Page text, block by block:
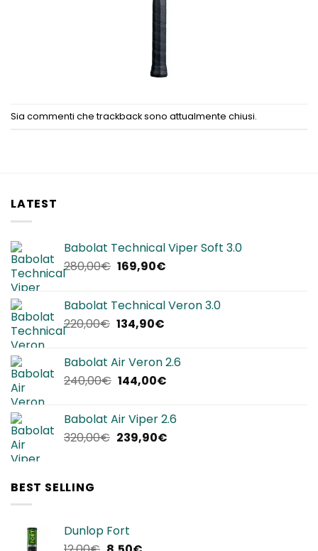
Sia commenti che trackback sono attualmente chiusi.
LATEST
Babolat Technical Viper Soft 3.0
280,00€ Il
era:
280,00€.
169,90€Il
è:
Babolat Technical Veron 3.0
220,00€ Il
era:
220,00€.
134,90€Il
è:
134,90€.
Babolat Air Veron 2.6
240,00€ Il
era:
240,00€.
144,00€Il
è:
144,00€.
Babolat Air Viper 2.6
320,00€ Il
239,90€Il
BEST SELLING
Dunlop Fort